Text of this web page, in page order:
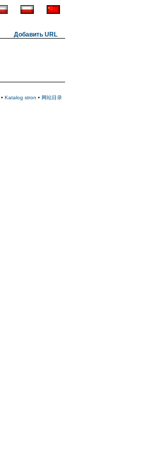
Добавить URL
• Katalog stron • 网站目录